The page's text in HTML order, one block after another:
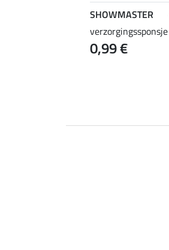
SHOWMASTER
verzorgingssponsje
0,99 €